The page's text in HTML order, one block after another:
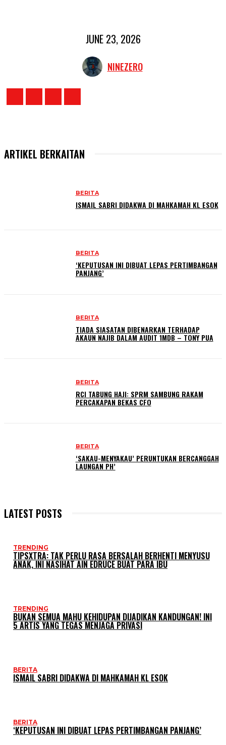
JUNE 23, 2026
NINEZERO
ARTIKEL BERKAITAN
BERITA
ISMAIL SABRI DIDAKWA DI MAHKAMAH KL ESOK
BERITA
‘KEPUTUSAN INI DIBUAT LEPAS PERTIMBANGAN
PANJANG’
BERITA
TIADA SIASATAN DIBENARKAN TERHADAP
AKAUN NAJIB DALAM AUDIT 1MDB – TONY PUA
BERITA
RCI TABUNG HAJI: SPRM SAMBUNG RAKAM
PERCAKAPAN BEKAS CFO
BERITA
‘SAKAU-MENYAKAU’ PERUNTUKAN BERCANGGAH
LAUNGAN PH’
LATEST POSTS
TRENDING
TIPSXTRA: TAK PERLU RASA BERSALAH BERHENTI MENYUSU
ANAK, INI NASIHAT AIN EDRUCE BUAT PARA IBU
TRENDING
BUKAN SEMUA MAHU KEHIDUPAN DIJADIKAN KANDUNGAN! INI
5 ARTIS YANG TEGAS MENJAGA PRIVASI
BERITA
ISMAIL SABRI DIDAKWA DI MAHKAMAH KL ESOK
BERITA
‘KEPUTUSAN INI DIBUAT LEPAS PERTIMBANGAN PANJANG’